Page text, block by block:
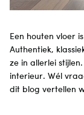
Een houten vloer
Authentiek,
ze in allerlei
interieur. Wél
dit blog vertellen